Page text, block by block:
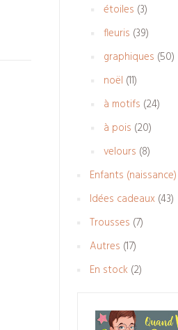
étoiles 33
produits
fleuris 3939
produits
graphiques 5050
noël 1111
produits
à motifs 2424
à pois 2020
velours 88
Enfants (naissance)
Idées cadeaux 4343
Trousses 77
Autres 1717
produits
En stock 22